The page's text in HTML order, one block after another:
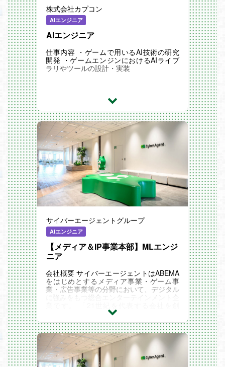
株式会社カプコン
AIエンジニア
AIエンジニア
仕事内容 ・ゲームで用いるAI技術の研究
開発 ・ゲームエンジンにおけるAIライブ
ラリやツールの設計・実装
サイバーエージェントグループ
AIエンジニア
【メディア＆IP事業本部】MLエンジ
ニア
会社概要 サイバーエージェントはABEMA
をはじめとするメディア事業・ゲーム事
業・広告事業等の分野において、デジタル
に強みをもつ総合エンターテインメント企
る」というビジョンを掲げ、進化の早いイ
ンターネット産業...